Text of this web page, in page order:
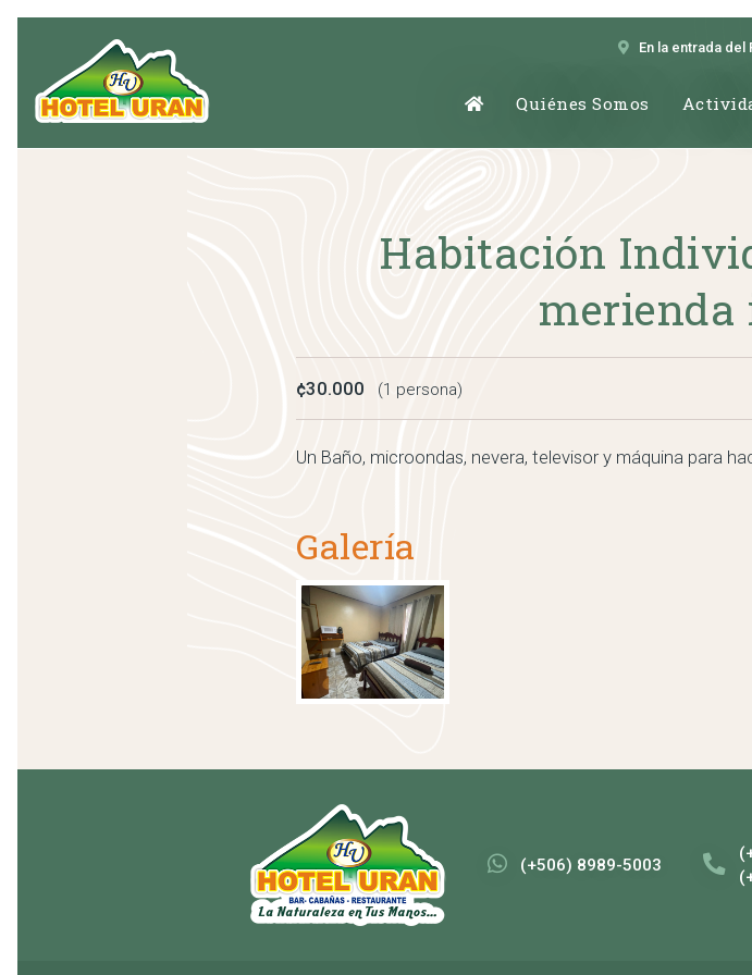
Quiénes Somos
En la entrada
Habitación
merienda
¢30.000 (1 persona)
Un Baño, microondas, nevera, televisor y máquina para
Galería
(+506) 8989-5003